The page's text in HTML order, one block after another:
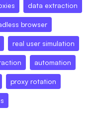
data extraction
browser
real user simulation
automation
proxy rotation